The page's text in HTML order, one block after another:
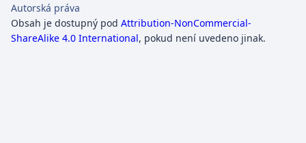
Autorská práva
Obsah je dostupný pod Attribution-NonCommercial-
ShareAlike 4.0 International, pokud není uvedeno jinak.